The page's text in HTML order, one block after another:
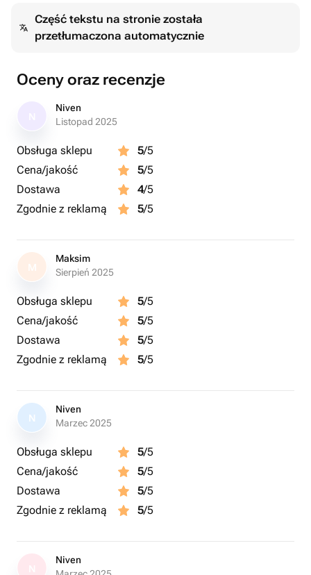
Колье и браслет завершены серебряными замками с
позолотой, которые подчеркивают премиальность
Комплект смотрится элегантно, современно и
идеально подходит как для повседневной носки, так и
для особых событий. Это украшение, которое
подчеркивает индивидуальность и утончённый вкус
Część tekstu na stronie została
przetłumaczona automatycznie
Oceny oraz recenzje
Niven
Listopad 2025
Obsługa sklepu 5/5
Cena/jakość
5/5
Dostawa
4/5
Zgodnie z reklamą
5/5
M
Maksim
Sierpień 2025
Obsługa sklepu 5/5
Cena/jakość
5/5
Dostawa
5/5
Zgodnie z reklamą
5/5
N
Niven
Marzec 2025
Obsługa sklepu 5/5
Cena/jakość
5/5
Dostawa
5/5
Zgodnie z reklamą
5/5
Niven